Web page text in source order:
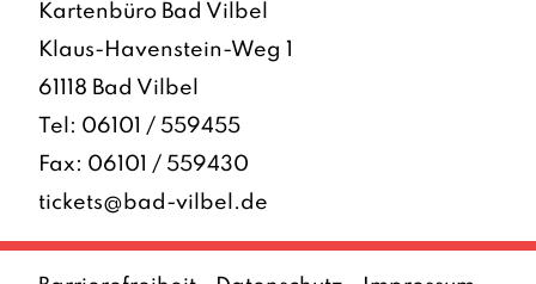
Kartenbüro Bad Vilbel
Klaus-Havenstein-Weg 1
61118 Bad Vilbel
Tel: 06101 / 559455
Fax: 06101 / 559430
tickets@bad-vilbel.de